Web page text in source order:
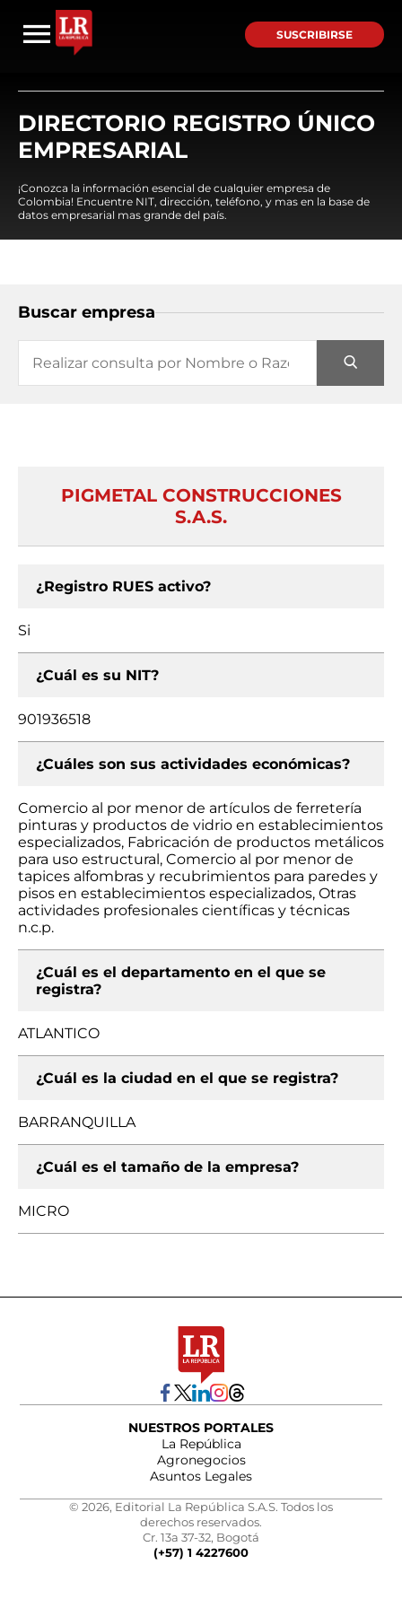
SUSCRIBIRSE
DIRECTORIO REGISTRO ÚNICO
EMPRESARIAL
¡Conozca la información esencial de cualquier empresa de
Colombia! Encuentre NIT, dirección, teléfono, y mas en la base de
datos empresarial mas grande del país.
Buscar empresa
PIGMETAL CONSTRUCCIONES
S.A.S.
¿Registro RUES activo?
Si
¿Cuál es su NIT?
901936518
¿Cuáles son sus actividades económicas?
Comercio al por menor de artículos de ferretería
pinturas y productos de vidrio en establecimientos
especializados, Fabricación de productos metálicos
para uso estructural, Comercio al por menor de
tapices alfombras y recubrimientos para paredes y
pisos en establecimientos especializados, Otras
actividades profesionales científicas y técnicas
n.c.p.
¿Cuál es el departamento en el que se
registra?
ATLANTICO
¿Cuál es la ciudad en el que se registra?
BARRANQUILLA
¿Cuál es el tamaño de la empresa?
MICRO
NUESTROS PORTALES
La República
Agronegocios
Asuntos Legales
© 2026, Editorial La República S.A.S. Todos los
derechos reservados.
Cr. 13a 37-32, Bogotá
(+57) 1 4227600